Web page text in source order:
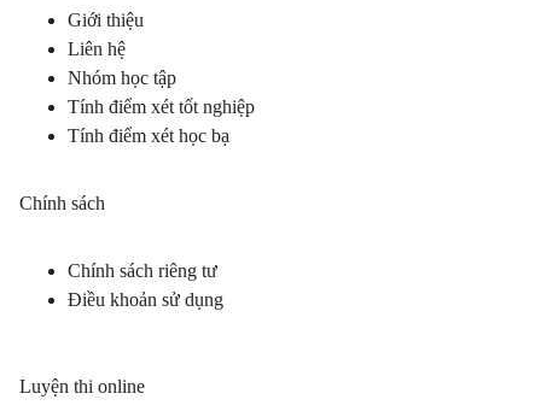
Giới thiệu
Liên hệ
Nhóm học tập
Tính điểm xét tốt nghiệp
Tính điểm xét học bạ
Chính sách
Chính sách riêng tư
Điều khoản sử dụng
Luyện thi online